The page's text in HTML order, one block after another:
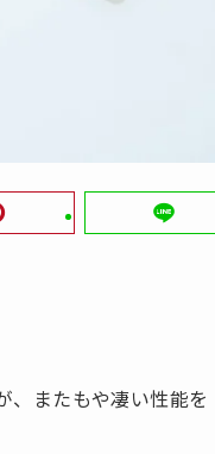
、またもや凄い性能を